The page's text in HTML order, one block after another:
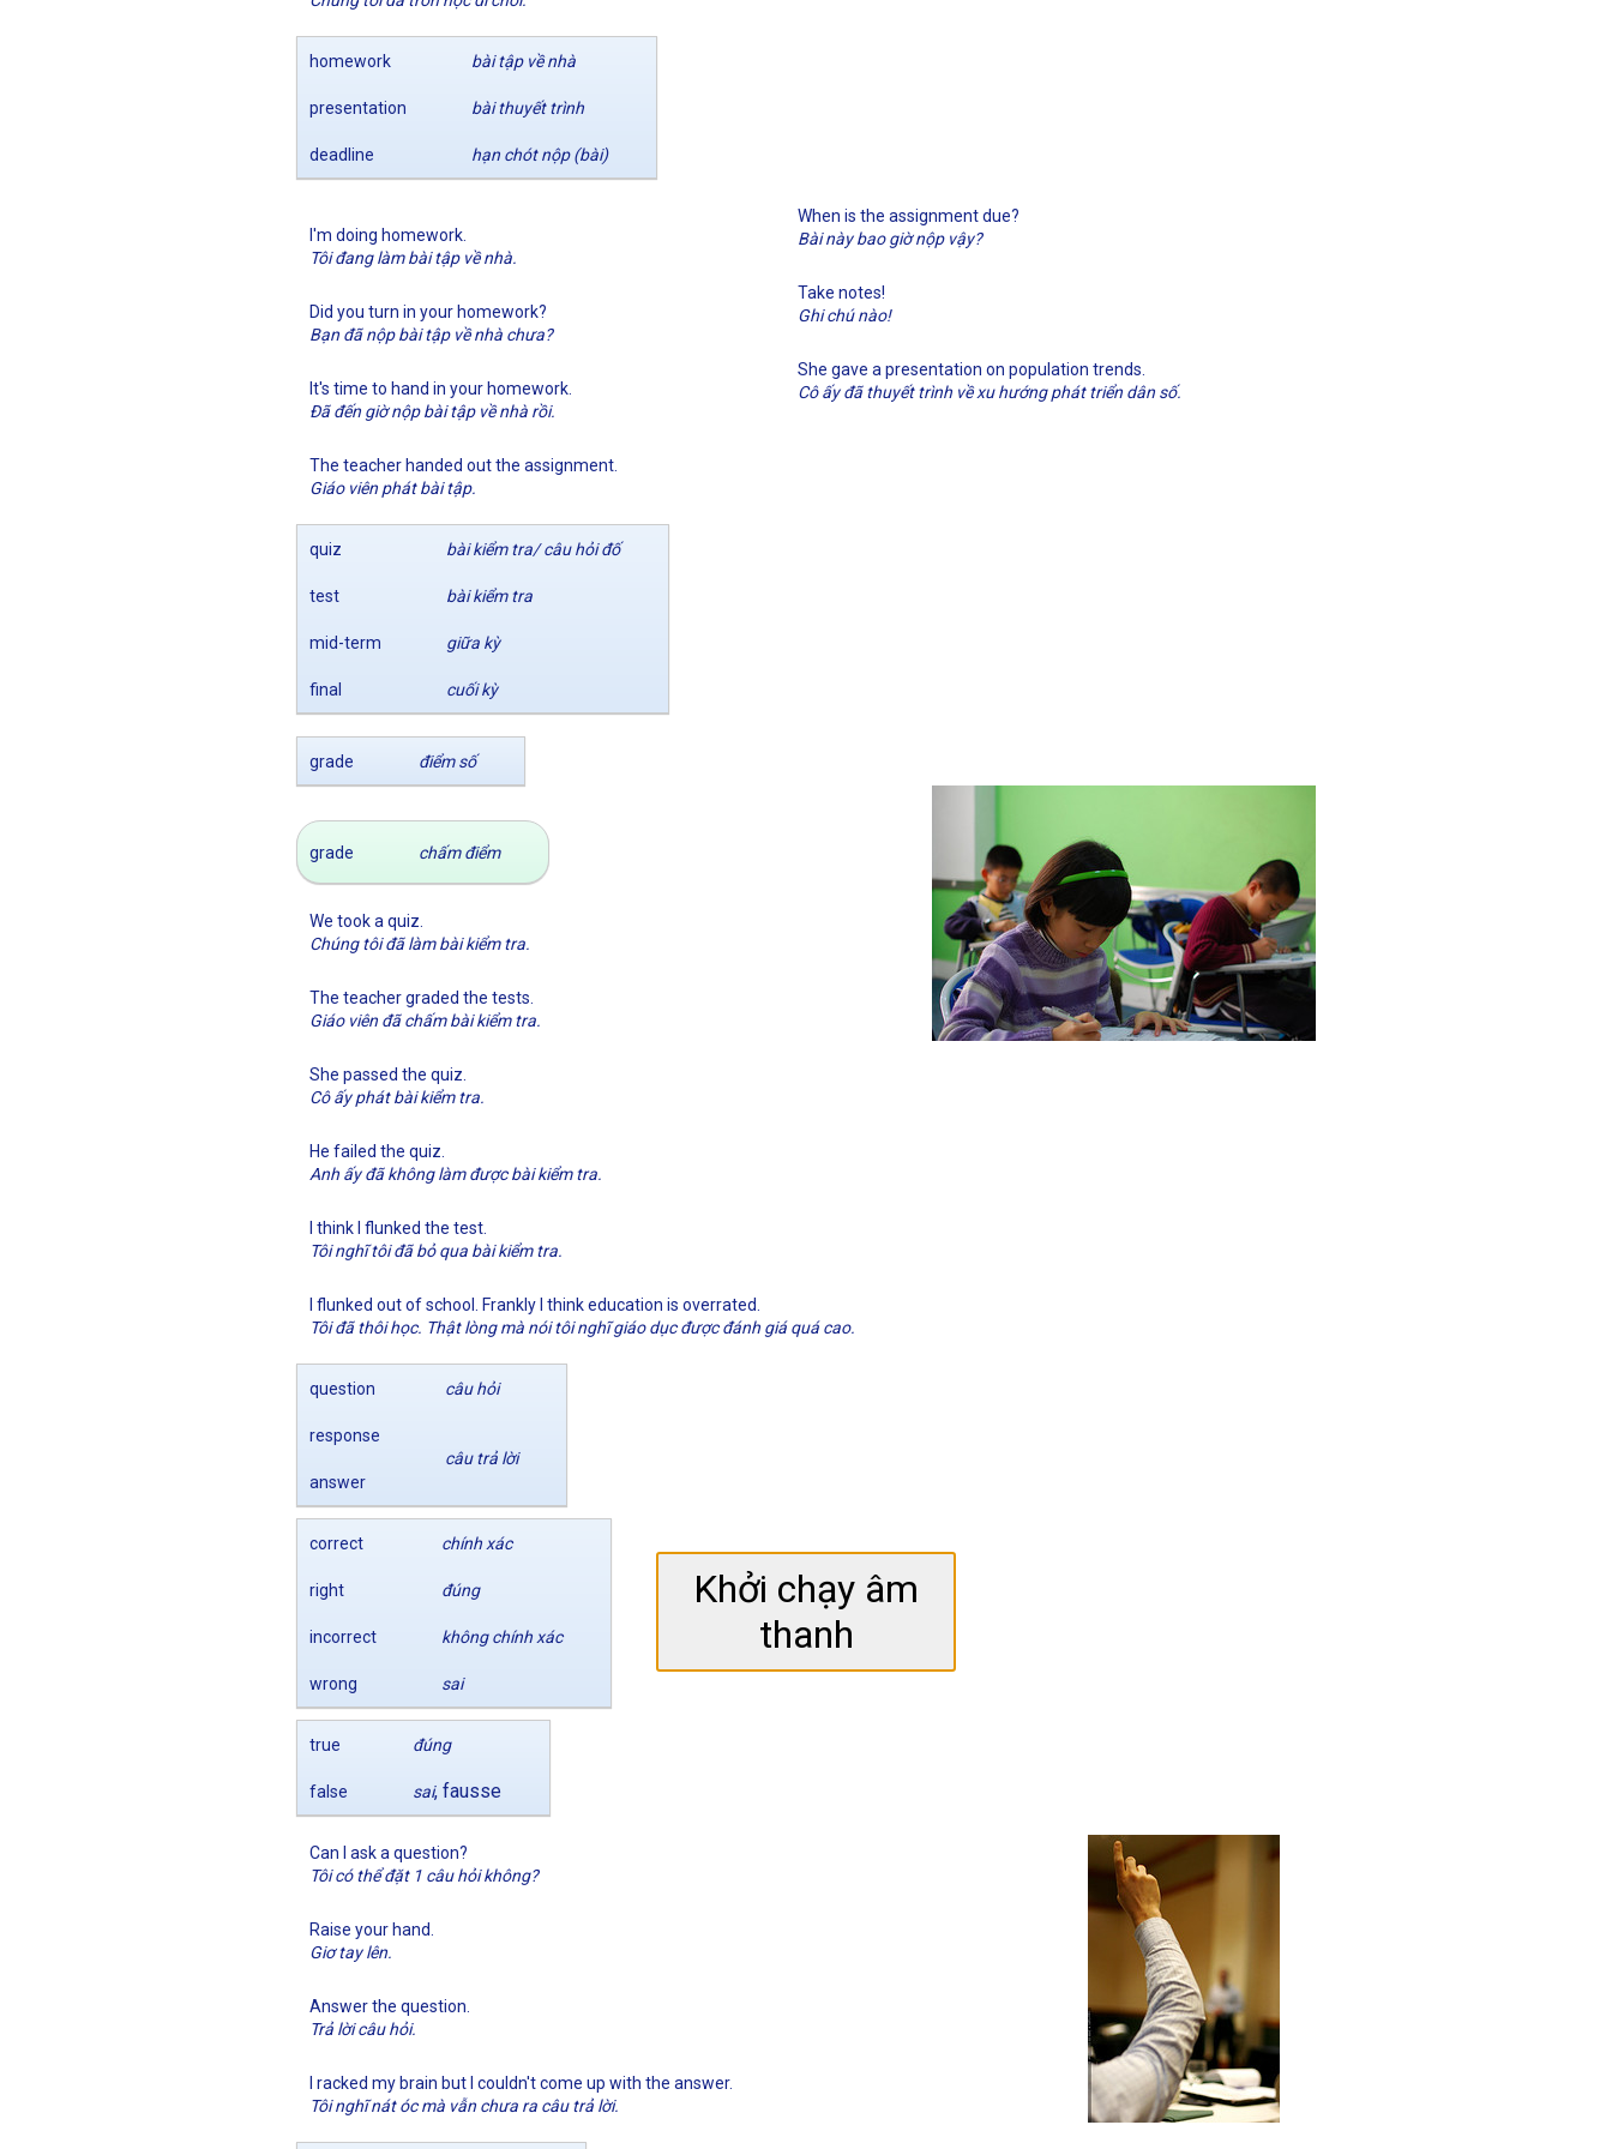
homework bài tập về nhà
presentation bài thuyết trình
deadline hạn chót nộp (bài)
I'm doing homework.
Tôi đang làm bài tập về nhà.
Did you turn in your homework?
Bạn đã nộp bài tập về nhà chưa?
It's time to hand in your homework.
Đã đến giờ nộp bài tập về nhà rồi.
The teacher handed out the assignment.
Giáo viên phát bài tập.
When is the assignment due?
Bài này bao giờ nộp vậy?
Take notes!
Ghi chú nào!
She gave a presentation on population trends.
Cô ấy đã thuyết trình về xu hướng phát triển dân số.
quiz bài kiểm tra/ câu hỏi đố
test bài kiểm tra
mid-term giữa kỳ
final cuối kỳ
grade điểm số
grade chấm điểm
We took a quiz.
Chúng tôi đã làm bài kiểm tra.
The teacher graded the tests.
Giáo viên đã chấm bài kiểm tra.
She passed the quiz.
Cô ấy phát bài kiểm tra.
He failed the quiz.
Anh ấy đã không làm được bài kiểm tra.
I think I flunked the test.
Tôi nghĩ tôi đã bỏ qua bài kiểm tra.
I flunked out of school. Frankly I think education is overrated.
Tôi đã thôi học. Thật lòng mà nói tôi nghĩ giáo dục được đánh giá quá cao.
question câu hỏi
response
câu trả lời
answer
correct chính xác
right đúng
incorrect không chính xác
wrong sai
true đúng
false sai, fausse
Can I ask a question?
Tôi có thể đặt 1 câu hỏi không?
Raise your hand.
Giơ tay lên.
Answer the question.
Trả lời câu hỏi.
I racked my brain but I couldn't come up with the answer.
Tôi nghĩ nát óc mà vẫn chưa ra câu trả lời.
Khởi chạy âm
thanh